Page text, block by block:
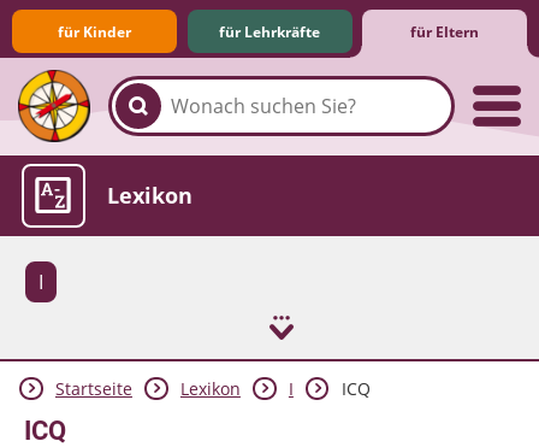
für Kinder für Lehrkräfte für Eltern
Familie & Medien
Spieletipps & Lernsoftware
Die Jüngsten im Netz
Lexikon
I
Aktuelles
Startseite Lexikon I ICQ
ICQ